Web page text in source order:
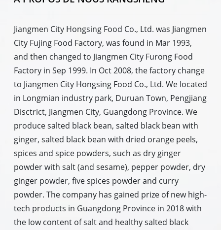
Jiangmen City Hongsing Food Co., Ltd. was Jiangmen
City Fujing Food Factory, was found in Mar 1993,
and then changed to Jiangmen City Furong Food
Factory in Sep 1999. In Oct 2008, the factory change
to Jiangmen City Hongsing Food Co., Ltd. We located
in Longmian industry park, Duruan Town, Pengjiang
Disctrict, Jiangmen City, Guangdong Province. We
produce salted black bean, salted black bean with
ginger, salted black bean with dried orange peels,
spices and spice powders, such as dry ginger
powder with salt (and sesame), pepper powder, dry
ginger powder, five spices powder and curry
powder. The company has gained prize of new high-
tech products in Guangdong Province in 2018 with
the low content of salt and healthy salted black